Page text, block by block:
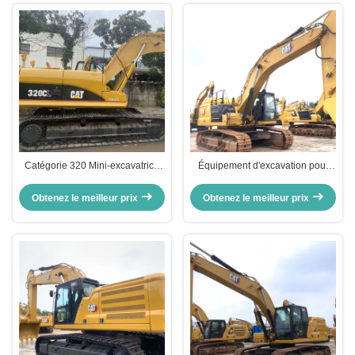
Catégorie 320 Mini-excavatrice
équipement de creusement de
110 kW à 2000 tours par minute
Obtenez le meilleur prix
Équipement d'excavation pour
Obtenez le meilleur prix